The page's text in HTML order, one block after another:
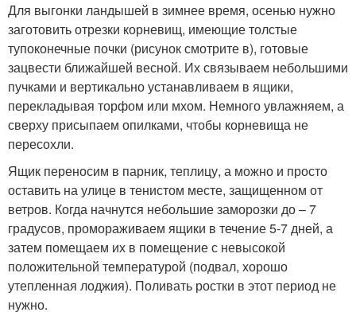
Для выгонки ландышей в зимнее время, осенью нужно
заготовить отрезки корневищ, имеющие толстые
тупоконечные почки (рисунок смотрите в), готовые
зацвести ближайшей весной. Их связываем небольшими
пучками и вертикально устанавливаем в ящики,
перекладывая торфом или мхом. Немного увлажняем, а
сверху присыпаем опилками, чтобы корневища не
пересохли.
Ящик переносим в парник, теплицу, а можно и просто
оставить на улице в тенистом месте, защищенном от
ветров. Когда начнутся небольшие заморозки до – 7
градусов, промораживаем ящики в течение 5-7 дней, а
затем помещаем их в помещение с невысокой
положительной температурой (подвал, хорошо
утепленная лоджия). Поливать ростки в этот период не
нужно.